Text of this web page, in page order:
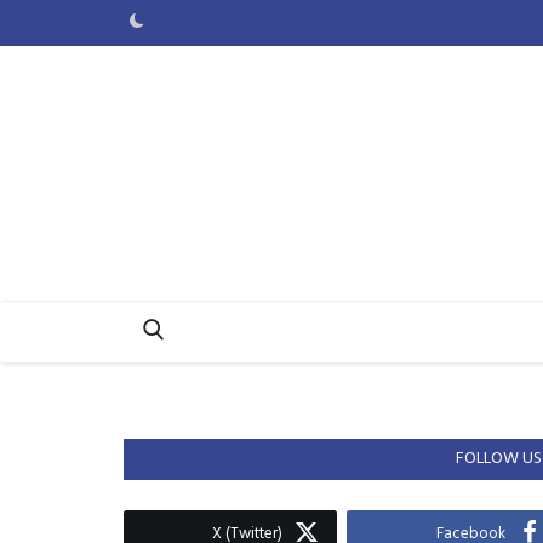
FOLLOW US
Facebook
X (Twitter)